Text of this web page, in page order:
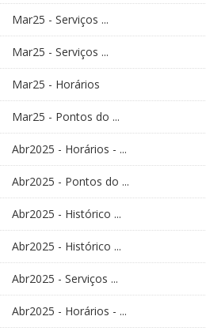
Mar25 - Serviços ...
Mar25 - Serviços ...
Mar25 - Horários
Mar25 - Pontos do ...
Abr2025 - Horários - ...
Abr2025 - Pontos do ...
Abr2025 - Histórico ...
Abr2025 - Histórico ...
Abr2025 - Serviços ...
Abr2025 - Horários - ...